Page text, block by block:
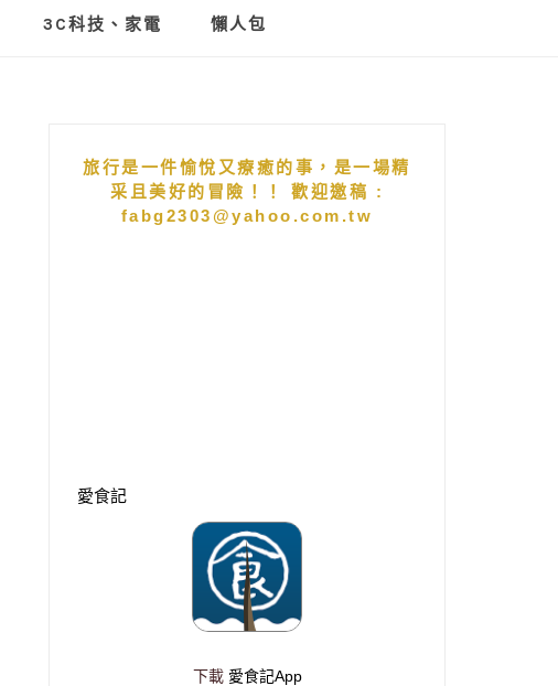
3C科技、家電 懶人包
旅行是一件愉悅又療癒的事，是一場精
采且美好的冒險！！ 歡迎邀稿 :
fabg2303@yahoo.com.tw
愛食記
下載 愛食記App